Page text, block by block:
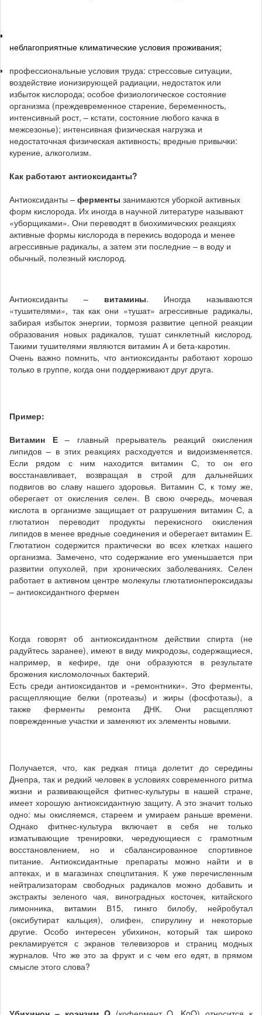
неблагоприятные климатические условия проживания;
профессиональные условия труда: стрессовые ситуации,
воздействие ионизирующей радиации, недостаток или
избыток кислорода; особое физиологическое состояние
организма (преждевременное старение, беременность,
интенсивный рост, – кстати, состояние любого качка в
межсезонье); интенсивная физическая нагрузка и
недостаточная физическая активность; вредные привычки:
курение, алкоголизм.
Как работают антиоксиданты?
Антиоксиданты – ферменты занимаются уборкой активных
форм кислорода. Их иногда в научной литературе называют
«уборщиками». Они переводят в биохимических реакциях
активные формы кислорода в перекись водорода и менее
агрессивные радикалы, а затем эти последние – в воду и
обычный, полезный кислород.
Антиоксиданты –витамины. Иногда называются
«тушителями», так как они «тушат» агрессивные радикалы,
забирая избыток энергии, тормозя развитие цепной реакции
образования новых радикалов, тушат синклетный кислород.
Такими тушителями являются витамин А и бета-каротин.
Очень важно помнить, что антиоксиданты работают хорошо
только в группе, когда они поддерживают друг друга.
Пример:
Витамин Е– главный прерыватель реакций окисления
липидов – в этих реакциях расходуется и видоизменяется.
Если рядом с ним находится витамин С, то он его
восстанавливает, возвращая в строй для дальнейших
подвигов во славу нашего здоровья. Витамин С, к тому же,
оберегает от окисления селен. В свою очередь, мочевая
кислота в организме защищает от разрушения витамин С, а
глютатион переводит продукты перекисного окисления
липидов в менее вредные соединения и оберегает витамин Е.
Глютатион содержится практически во всех клетках нашего
организма. Замечено, что содержание его уменьшается при
развитии опухолей, при хронических заболеваниях. Селен
работает в активном центре молекулы глютатионпероксидазы
– антиоксидантного фермен
Когда говорят об антиоксидантном действии спирта (не
радуйтесь заранее), имеют в виду микродозы, содержащиеся,
например, в кефире, где они образуются в результате
брожения кисломолочных бактерий.
Есть среди антиоксидантов и «ремонтники». Это ферменты,
расщепляющие белки (протеазы) и жиры (фосфотазы), а
также ферменты ремонта ДНК. Они расщепляют
поврежденные участки и заменяют их элементы новыми.
Получается, что, как редкая птица долетит до середины
Днепра, так и редкий человек в условиях современного ритма
жизни и развивающейся фитнес-культуры в нашей стране,
имеет хорошую антиоксидантную защиту. А это значит только
одно: мы окисляемся, стареем и умираем раньше времени.
Однако фитнес-культура включает в себя не только
изматывающие тренировки, чередующиеся с грамотным
восстановлением, но и сбалансированное спортивное
питание. Антиоксидантные препараты можно найти и в
аптеках, и в магазинах спецпитания. К уже перечисленным
нейтрализаторам свободных радикалов можно добавить и
экстракты зеленого чая, виноградных косточек, китайского
лимонника, витамин В15, гинкго билобу, нейробутал
(оксибутират кальция), олифен, спирулину и некоторые
другие. Особо интересен убихинон, который так широко
рекламируется с экранов телевизоров и страниц модных
журналов. Что же это за фрукт и с чем его едят, в прямом
смысле этого слова?